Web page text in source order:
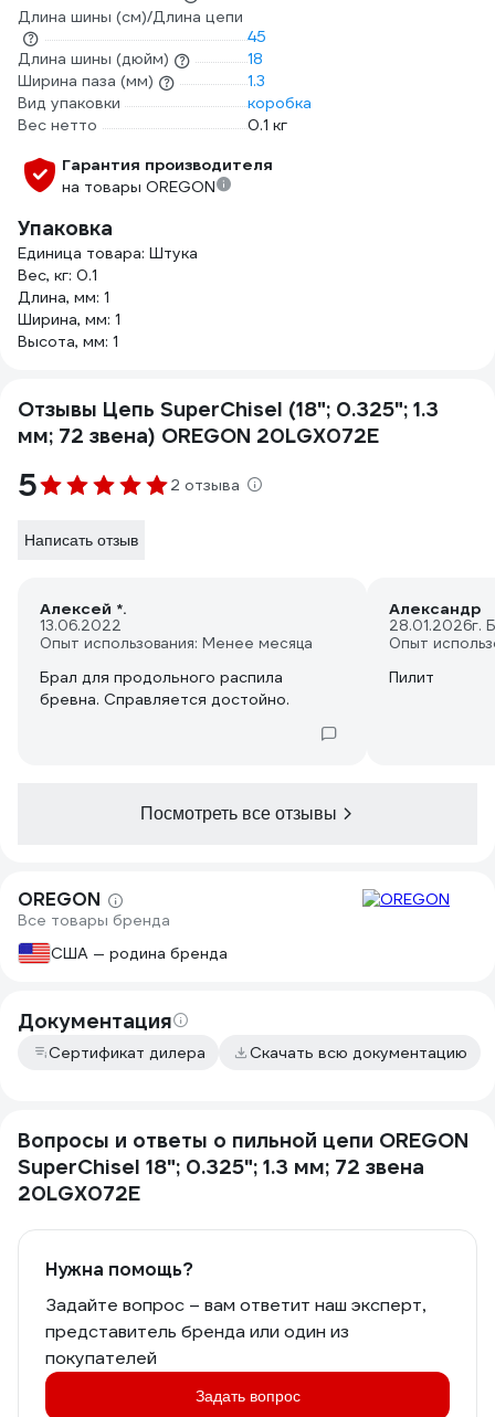
Длина шины (см)/Длина цепи
45
Длина шины (дюйм)
18
Ширина паза (мм)
1.3
Вид упаковки
коробка
Вес нетто
0.1 кг
Гарантия производителя
на товары OREGON
Упаковка
Единица товара: Штука
Вес, кг: 0.1
Длина, мм: 1
Ширина, мм: 1
Высота, мм: 1
Отзывы Цепь SuperChisel (18"; 0.325"; 1.3
мм; 72 звена) OREGON 20LGX072E
5 2 отзыва
Написать отзыв
Алексей *.
13.06.2022
Опыт использования: Менее месяца
Брал для продольного распила
бревна. Справляется достойно.
Александр
28.01.2026г.
Опыт
Пилит
Посмотреть все отзывы
OREGON
Все товары бренда
США — родина бренда
Документация
Сертификат дилера Скачать всю документацию
Вопросы и ответы о пильной цепи OREGON
SuperChisel 18"; 0.325"; 1.3 мм; 72 звена
20LGX072E
Нужна помощь?
Задайте вопрос – вам ответит наш эксперт,
представитель бренда или один из
покупателей
Задать вопрос